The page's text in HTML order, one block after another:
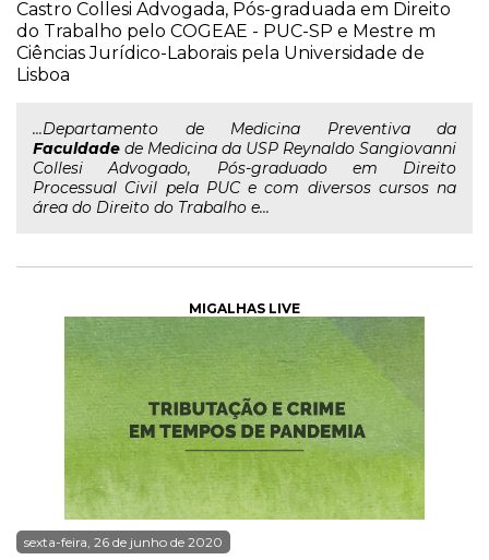
Castro Collesi Advogada, Pós-graduada em Direito
do Trabalho pelo COGEAE - PUC-SP e Mestre m
Ciências Jurídico-Laborais pela Universidade de
Lisboa
...Departamento de Medicina Preventiva da
Faculdade de Medicina da USP Reynaldo Sangiovanni
Collesi Advogado, Pós-graduado em Direito
Processual Civil pela PUC e com diversos cursos na
área do Direito do Trabalho e...
MIGALHAS LIVE
sexta-feira, 26 de junho de 2020